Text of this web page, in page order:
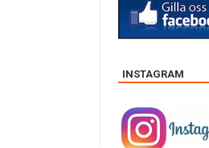
INSTAGRAM